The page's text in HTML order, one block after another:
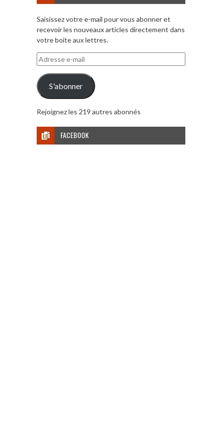
Saisissez votre e-mail pour vous abonner et
recevoir les nouveaux articles directement dans
votre boite aux lettres.
Adresse
e-
mail
S'abonner
Rejoignez les 219 autres abonnés
FACEBOOK